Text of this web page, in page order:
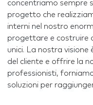
concentriamo sempre
progetto che
interni nel nostro
progettare e costruire
unici. La nostra visione
del cliente e offrire la
professionisti,
soluzioni per